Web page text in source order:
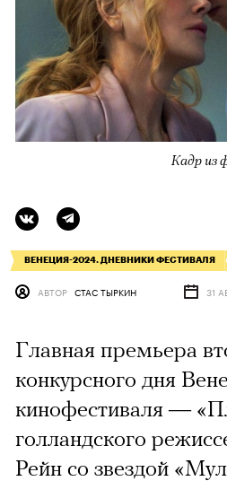
Кадр из
ВЕНЕЦИЯ-2024. ДНЕВНИКИ ФЕСТИВАЛЯ
АВТОР СТАС ТЫРКИН 31
Главная премьера
конкурсного дня
кинофестиваля —
голландского
Рейн со звездой